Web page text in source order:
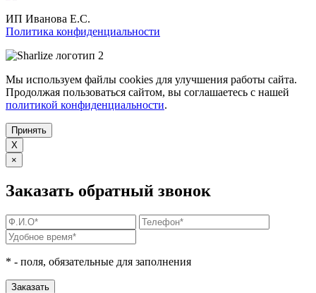
ИП Иванова Е.С.
Политика конфиденциальности
Мы используем файлы cookies для улучшения работы сайта.
Продолжая пользоваться сайтом, вы соглашаетесь с нашей
политикой конфиденциальности.
Принять
X
×
Заказать обратный звонок
* - поля, обязательные для заполнения